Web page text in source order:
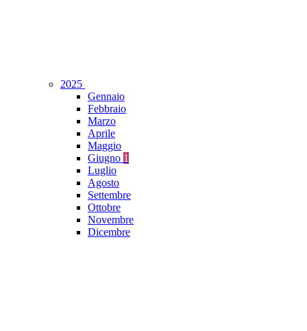
2025
Gennaio
Febbraio
Marzo
Aprile
Maggio
Giugno 1
Luglio
Agosto
Settembre
Ottobre
Novembre
Dicembre